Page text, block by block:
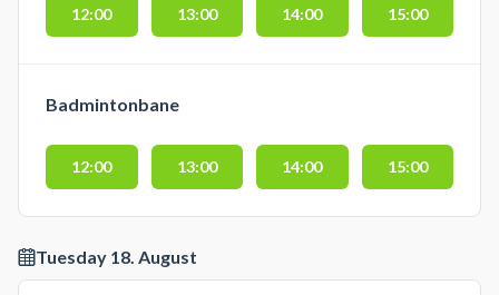
12:00 13:00 14:00 15:00
Badmintonbane
12:00 13:00 14:00 15:00
Tuesday 18. August